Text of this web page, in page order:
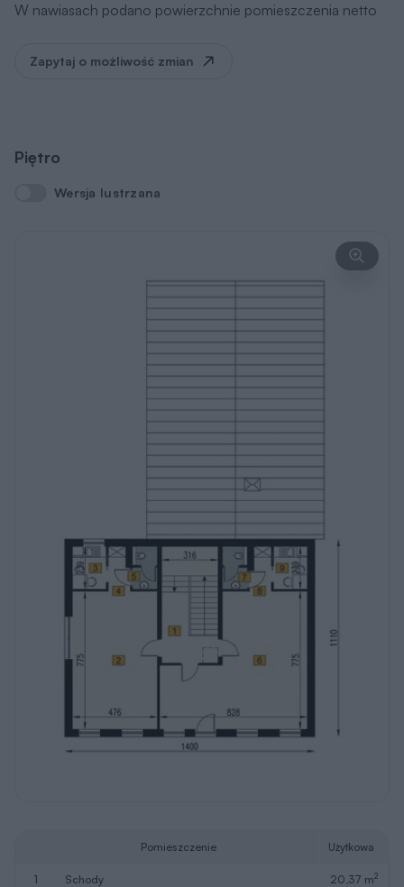
W nawiasach podano powierzchnie pomieszczenia netto
Zapytaj o możliwość zmian
Piętro
Wersja lustrzana
Wersja lustrzana
Pomieszczenie Użytkowa
1 schody 20,37 m2